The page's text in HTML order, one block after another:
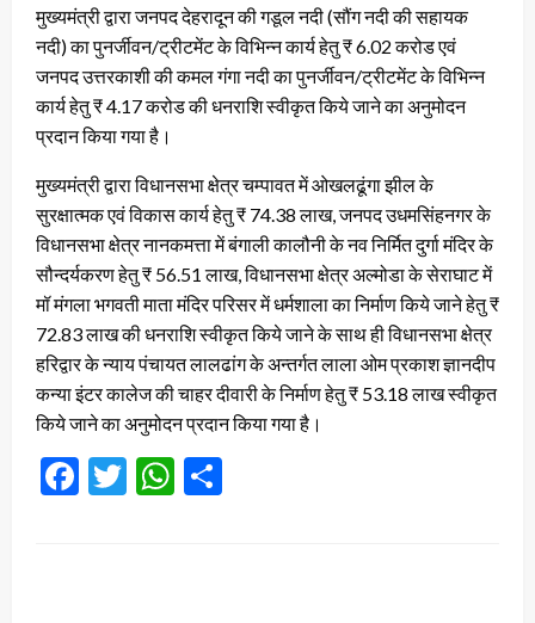
मुख्यमंत्री द्वारा जनपद देहरादून की गडूल नदी (सौंग नदी की सहायक
नदी) का पुनर्जीवन/ट्रीटमेंट के विभिन्न कार्य हेतु ₹ 6.02 करोड एवं
जनपद उत्तरकाशी की कमल गंगा नदी का पुनर्जीवन/ट्रीटमेंट के विभिन्न
कार्य हेतु ₹ 4.17 करोड की धनराशि स्वीकृत किये जाने का अनुमोदन
प्रदान किया गया है।
मुख्यमंत्री द्वारा विधानसभा क्षेत्र चम्पावत में ओखलढूंगा झील के
सुरक्षात्मक एवं विकास कार्य हेतु ₹ 74.38 लाख, जनपद उधमसिंहनगर के
विधानसभा क्षेत्र नानकमत्ता में बंगाली कालौनी के नव निर्मित दुर्गा मंदिर के
सौन्दर्यकरण हेतु ₹ 56.51 लाख, विधानसभा क्षेत्र अल्मोडा के सेराघाट में
मॉ मंगला भगवती माता मंदिर परिसर में धर्मशाला का निर्माण किये जाने हेतु ₹
72.83 लाख की धनराशि स्वीकृत किये जाने के साथ ही विधानसभा क्षेत्र
हरिद्वार के न्याय पंचायत लालढांग के अन्तर्गत लाला ओम प्रकाश ज्ञानदीप
कन्या इंटर कालेज की चाहर दीवारी के निर्माण हेतु ₹ 53.18 लाख स्वीकृत
किये जाने का अनुमोदन प्रदान किया गया है।
Facebook
TwitterWhatsApp